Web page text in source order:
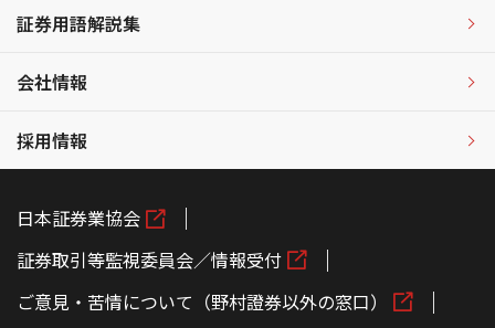
証券用語解説集
会社情報
採用情報
日本証券業協会
証券取引等監視委員会／情報受付
ご意見・苦情について（野村證券以外の窓口）